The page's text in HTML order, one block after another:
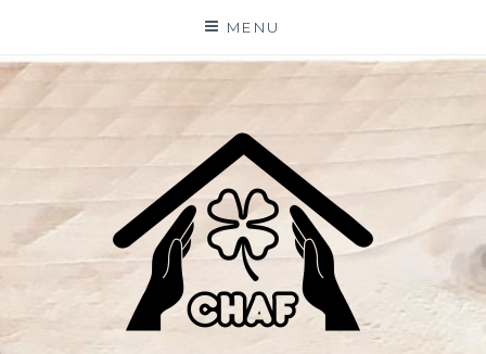
content
MENU